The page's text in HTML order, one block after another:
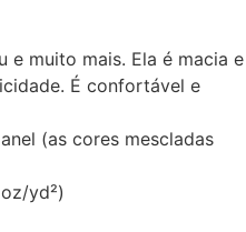
e muito mais. Ela é macia e
É confortável e
(as cores mescladas
yd²)